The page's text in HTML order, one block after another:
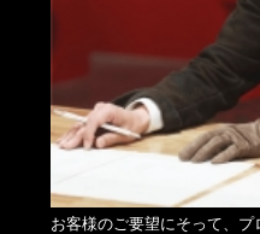
お客様のご要望にそって、